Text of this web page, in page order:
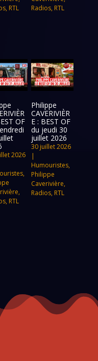
, RTL
Radios, RTL
OF
2026
,
,
, RTL
Philippe
CAVERIVIÈR
E : BEST OF
du jeudi 30
juillet 2026
30 juillet 2026
|
Humouristes,
Philippe
Caverivière,
Radios, RTL